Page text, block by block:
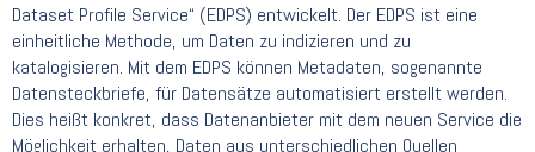
Dataset Profile Service“ (EDPS) entwickelt. Der EDPS ist eine
einheitliche Methode, um Daten zu indizieren und zu
katalogisieren. Mit dem EDPS können Metadaten, sogenannte
Datensteckbriefe, für Datensätze automatisiert erstellt werden.
Dies heißt konkret, dass Datenanbieter mit dem neuen Service die
Möglichkeit erhalten, Daten aus unterschiedlichen Quellen